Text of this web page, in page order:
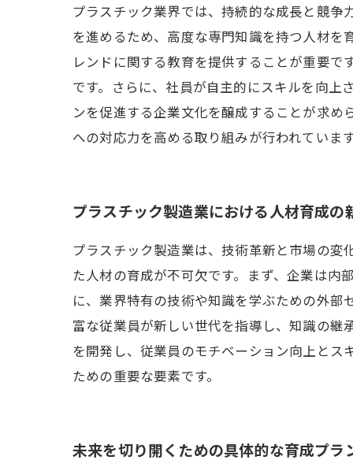
プラスチック業界では、持続的な成長と競
を進めるため、高度な専門知識を持つ人材を
レンドに関する教育を提供することが重要で
です。さらに、社員が自主的にスキルを向上
ンを促進する企業文化を醸成することが求
への対応力を高める取り組みが行われていま
プラスチック製造業における人材育成の
プラスチック製造業は、技術革新と市場の変
た人材の育成が不可欠です。まず、企業は内
に、業界特有の技術や知識を学ぶための外
富な従業員が新しい世代を指導し、知識の継
を開発し、従業員のモチベーション向上とス
ための重要な要素です。
未来を切り開くための具体的な育成プラ